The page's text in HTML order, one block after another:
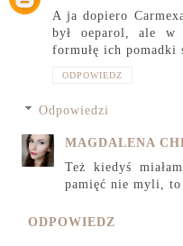
A ja dopiero
był oeparol, ale
formułę ich pomadki
ODPOWIEDZ
Odpowiedzi
MAGDALENA
Też kiedyś
pamięć nie myli, to
ODPOWIEDZ